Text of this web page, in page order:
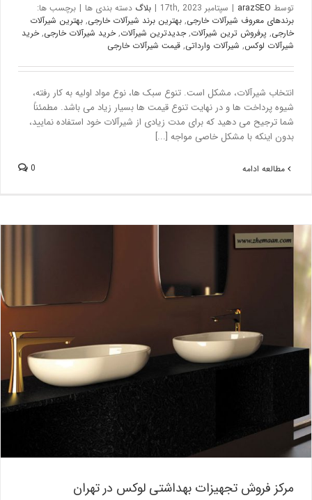
توسطarazSEO
| سپتامبر 17th, 2023 | بلاگدسته بندی ها
برچسب ها:
برندهای معروف شیرآلات خارجی,بهترین برند شیرآلات خارجی,بهترین شیرآلات
خارجی,پرفروش ترین شیرآلات,جدیدترین شیرآلات,خرید شیرآلات خارجی,خرید
شیرآلات لوکس,شیرآلات وارداتی,قیمت شیرآلات خارجی
انتخاب شیرآلات، مشکل است. تنوع سبک ها، نوع مواد اولیه به کار رفته،
شیوه پرداخت ها و در نهایت تنوع قیمت ها بسیار زیاد می باشد. مطمئناً
شما ترجیح می دهید که برای مدت زیادی از شیرآلات خود استفاده نمایید،
بدون اینکه با مشکل خاصی مواجه [...]
مطالعه ادامه
مرکز فروش تجهیزات بهداشتی لوکس در تهران
بلاگ
مرکز فروش تجهیزات بهداشتی لوکس در تهران